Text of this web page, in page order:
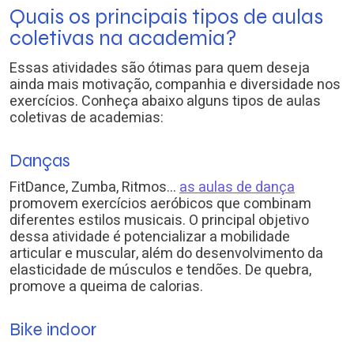
Quais os principais tipos de aulas
coletivas na academia?
Essas atividades são ótimas para quem deseja
ainda mais motivação, companhia e diversidade nos
exercícios. Conheça abaixo alguns tipos de aulas
coletivas de academias:
Danças
FitDance, Zumba, Ritmos…as aulas de dança
promovem exercícios aeróbicos que combinam
diferentes estilos musicais. O principal objetivo
dessa atividade é potencializar a mobilidade
articular e muscular, além do desenvolvimento da
elasticidade de músculos e tendões. De quebra,
promove a queima de calorias.
Bike indoor